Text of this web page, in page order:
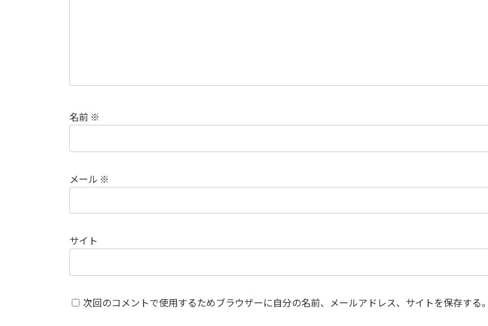
名前 ※
メール ※
サイト
次回のコメントで使用するためブラウザーに自分の名前、メールアドレス、サイトを保存する。